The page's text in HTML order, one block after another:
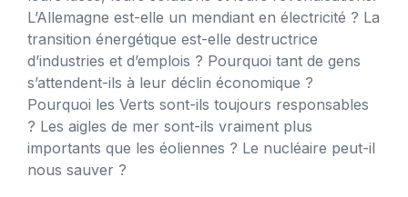
L’Allemagne est-elle un mendiant en électricité ? La
transition énergétique est-elle destructrice
d’industries et d’emplois ? Pourquoi tant de gens
s’attendent-ils à leur déclin économique ?
Pourquoi les Verts sont-ils toujours responsables
? Les aigles de mer sont-ils vraiment plus
importants que les éoliennes ? Le nucléaire peut-il
nous sauver ?